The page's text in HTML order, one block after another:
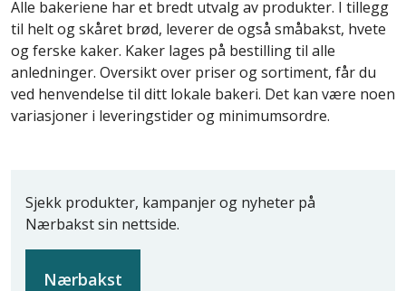
Alle bakeriene har et bredt utvalg av produkter. I tillegg
til helt og skåret brød, leverer de også småbakst, hvete
og ferske kaker. Kaker lages på bestilling til alle
anledninger. Oversikt over priser og sortiment, får du
ved henvendelse til ditt lokale bakeri. Det kan være noen
variasjoner i leveringstider og minimumsordre.
Sjekk produkter, kampanjer og nyheter på
Nærbakst sin nettside.
Nærbakst